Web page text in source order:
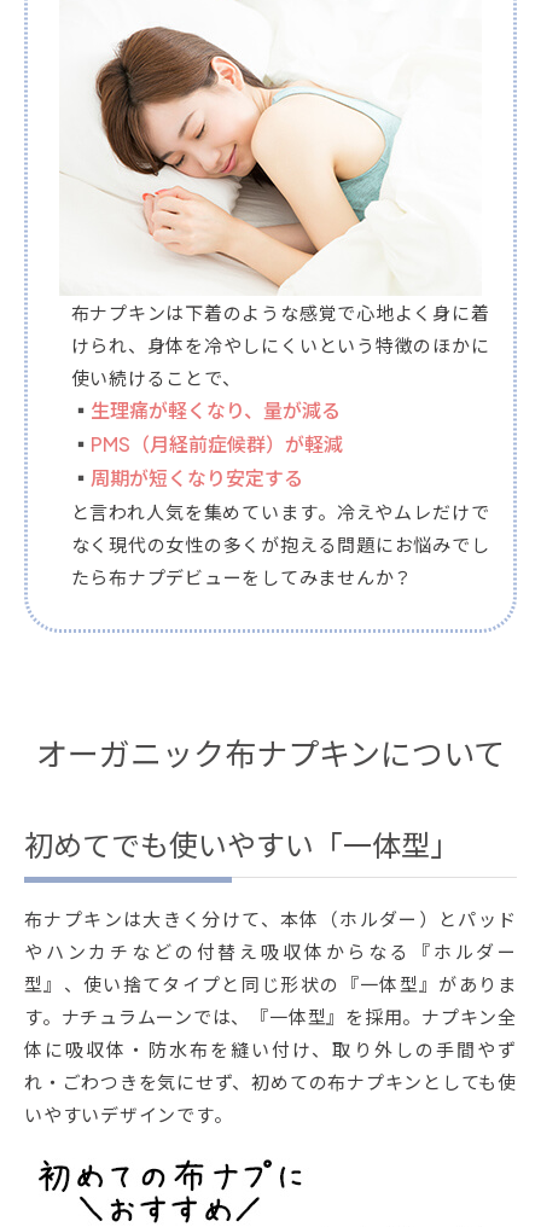
布ナプキンは下着のような感覚で心地よく身に着
けられ、身体を冷やしにくいという特徴のほかに
使い続けることで、
生理痛が軽くなり、量が減る
PMS（月経前症候群）が軽減
周期が短くなり安定する
と言われ人気を集めています。冷えやムレだけで
なく現代の女性の多くが抱える問題にお悩みでし
たら布ナプデビューをしてみませんか？
オーガニック布ナプキンについて
初めてでも使いやすい「一体型」
布ナプキンは大きく分けて、本体（ホルダー）とパッド
やハンカチなどの付替え吸収体からなる『ホルダー
型』、使い捨てタイプと同じ形状の『一体型』がありま
す。ナチュラムーンでは、『一体型』を採用。ナプキン全
体に吸収体・防水布を縫い付け、取り外しの手間やず
れ・ごわつきを気にせず、初めての布ナプキンとしても使
いやすいデザインです。